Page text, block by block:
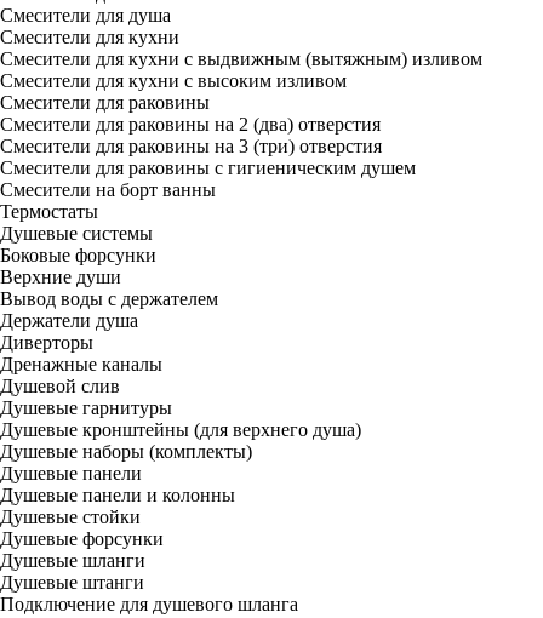
Смесители для душа
Смесители для кухни
Смесители для кухни с выдвижным (вытяжным) изливом
Смесители для кухни с высоким изливом
Смесители для раковины
Смесители для раковины на 2 (два) отверстия
Смесители для раковины на 3 (три) отверстия
Смесители для раковины с гигиеническим душем
Смесители на борт ванны
Термостаты
Душевые системы
Боковые форсунки
Верхние души
Вывод воды с держателем
Держатели душа
Диверторы
Дренажные каналы
Душевой слив
Душевые гарнитуры
Душевые кронштейны (для верхнего душа)
Душевые наборы (комплекты)
Душевые панели
Душевые панели и колонны
Душевые стойки
Душевые форсунки
Душевые шланги
Душевые штанги
Подключение для душевого шланга